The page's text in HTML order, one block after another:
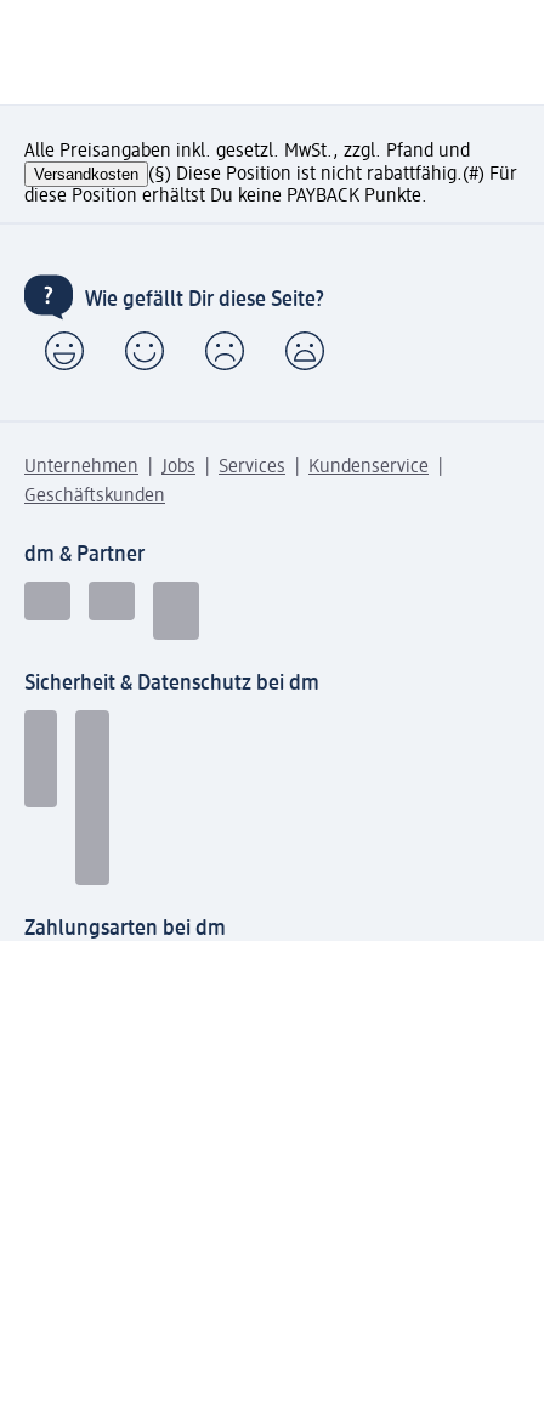
Alle Preisangaben inkl. gesetzl. MwSt., zzgl. Pfand und
Versandkosten (§) Diese Position ist nicht rabattfähig.(#) Für
diese Position erhältst Du keine PAYBACK Punkte.
Wie gefällt Dir diese Seite?
Unternehmen Jobs Services
Kundenservice
Geschäftskunden
dm & Partner
Sicherheit & Datenschutz bei dm
Zahlungsarten bei dm